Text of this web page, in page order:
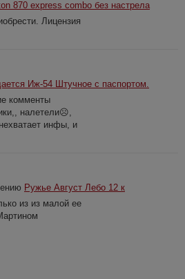
870 express combo без настрела
Лицензия
Иж-54 Штучное с паспортом.
комменты
налетели☹️,
инфы, и
Ружье Август Лебо 12 к
из из малой ее